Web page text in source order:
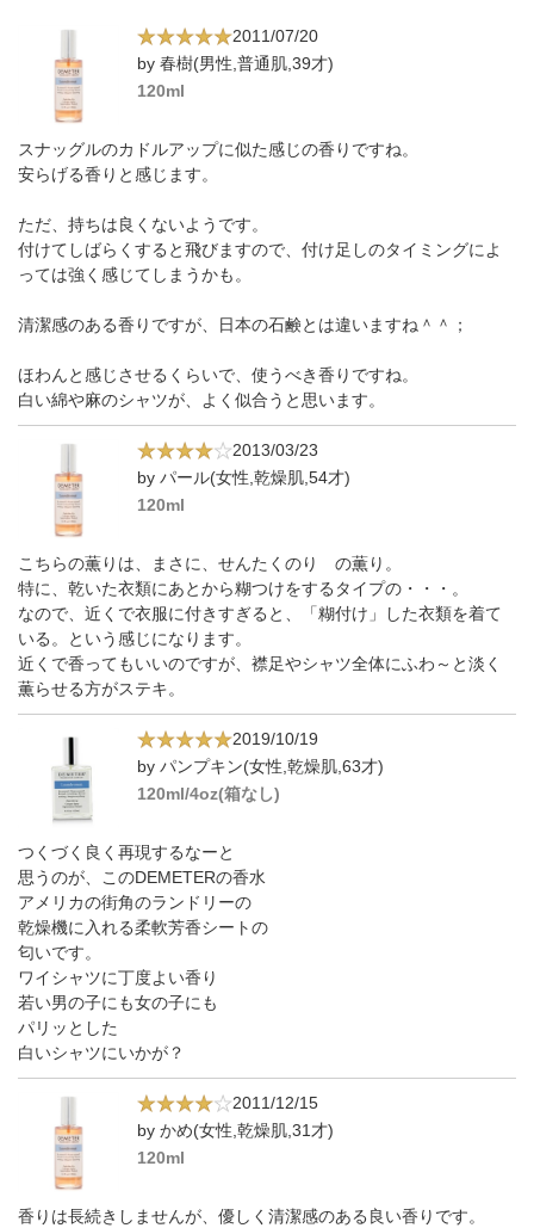
2011/07/20
by 春樹(男性,普通肌,39才)
120ml
スナッグルのカドルアップに似た感じの香りですね。
安らげる香りと感じます。
ただ、持ちは良くないようです。
付けてしばらくすると飛びますので、付け足しのタイミングによ
っては強く感じてしまうかも。
清潔感のある香りですが、日本の石鹸とは違いますね＾＾；
ほわんと感じさせるくらいで、使うべき香りですね。
白い綿や麻のシャツが、よく似合うと思います。
2013/03/23
by パール(女性,乾燥肌,54才)
120ml
こちらの薫りは、まさに、せんたくのり の薫り。
特に、乾いた衣類にあとから糊つけをするタイプの・・・。
なので、近くで衣服に付きすぎると、「糊付け」した衣類を着て
いる。という感じになります。
近くで香ってもいいのですが、襟足やシャツ全体にふわ～と淡く
薫らせる方がステキ。
2019/10/19
by パンプキン(女性,乾燥肌,63才)
120ml/4oz(箱なし)
つくづく良く再現するなーと
思うのが、このDEMETERの香水
アメリカの街角のランドリーの
乾燥機に入れる柔軟芳香シートの
匂いです。
ワイシャツに丁度よい香り
若い男の子にも女の子にも
パリッとした
白いシャツにいかが？
2011/12/15
by かめ(女性,乾燥肌,31才)
120ml
香りは長続きしませんが、優しく清潔感のある良い香りです。